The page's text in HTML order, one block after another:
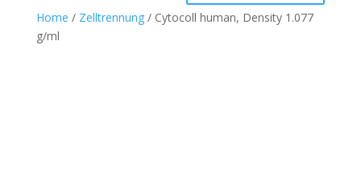
Home / Zelltrennung/ Cytocoll human, Density 1.077
g/ml